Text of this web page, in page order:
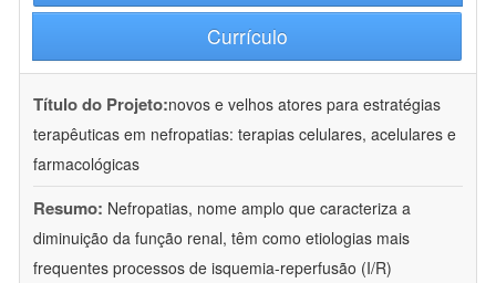
Currículo
Título do Projeto:novos e velhos atores para estratégias
terapêuticas em nefropatias: terapias celulares, acelulares e
farmacológicas
Resumo: Nefropatias, nome amplo que caracteriza a
diminuição da função renal, têm como etiologias mais
frequentes processos de isquemia-reperfusão (I/R)